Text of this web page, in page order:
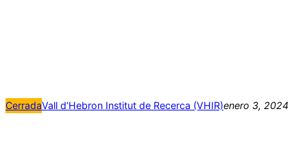
CerradaVall d’Hebron Institut de Recerca (VHIR)enero 3, 2024